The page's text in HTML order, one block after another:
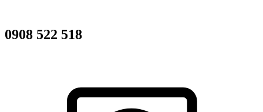
0908 522 518